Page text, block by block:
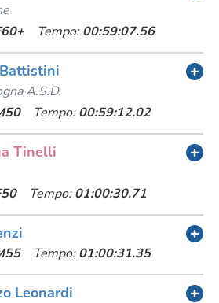
Tempo: 00:59:07.56
A.s.d.
Tempo: 00:59:12.02
Tinelli
Tempo: 01:00:30.71
Tempo: 01:00:31.35
Leonardi